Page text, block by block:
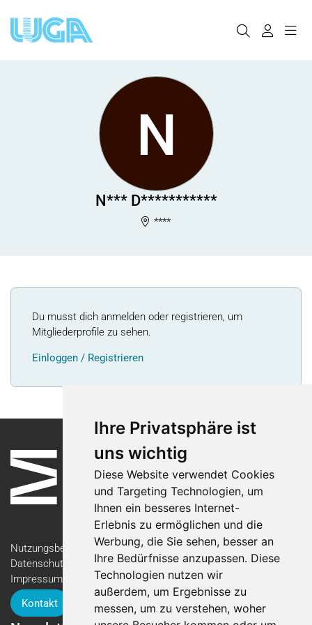
Ihre Privatsphäre ist
uns wichtig
Diese Website verwendet Cookies
und Targeting Technologien, um
Ihnen ein besseres Internet-
Erlebnis zu ermöglichen und die
Werbung, die Sie sehen, besser an
Ihre Bedürfnisse anzupassen. Diese
Technologien nutzen wir
außerdem, um Ergebnisse zu
messen, um zu verstehen, woher
N
N*** D***********
****
Du musst dich anmelden oder registrieren, um
Mitgliederprofile zu sehen.
Einloggen / Registrieren
Nutzungsbedingungen
Datenschutzerklärung
Impressum
Kontakt